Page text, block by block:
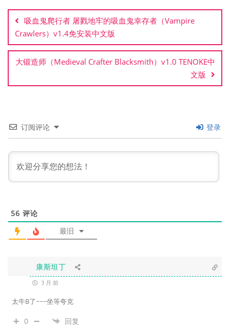
章
导
航
吸血鬼爬行者 屠戮地牢的吸血鬼幸存者（Vampire
Crawlers）v1.4免安装中文版
大锻造师（Medieval Crafter Blacksmith）v1.0 TENOKE中
文版
订阅评论 登录
56 评论
最旧
康斯坦丁
3 月 前
太牛B了~~~坐等夸克
0 回复